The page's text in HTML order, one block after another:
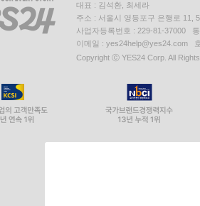
대표 : 김석환, 최세라
주소 : 서울시 영등포구 은행로 11,
사업자등록번호 : 229-81-37000
이메일 : yes24help@yes24.com
Copyright ⓒ YES24 Corp. All